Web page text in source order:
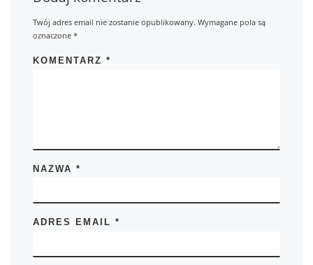
Twój adres email nie zostanie opublikowany. Wymagane pola są
oznaczone*
KOMENTARZ*
NAZWA*
ADRES EMAIL*